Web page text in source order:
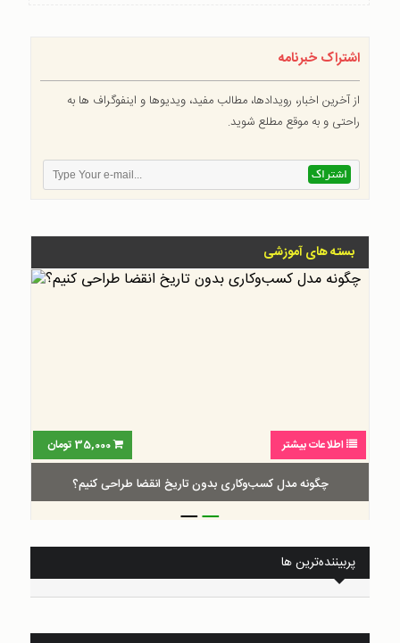
اشتراک خبرنامه
از آخرین اخبار، رویدادها، مطالب مفید، ویدیوها و اینفوگراف ها به
راحتی و به موقع مطلع شوید.
بسته های آموزشی
اطلاعات بیشتر 35,000 تومان
چگونه مدل کسب‌و‌کاری بدون تاریخ انقضا طراحی کنیم؟
__
پربیننده‌ترین ها